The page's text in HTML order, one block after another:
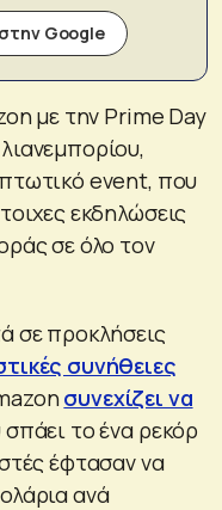
Google
με την Prime Day
event, που
εκδηλώσεις
σε όλο τον
σε προκλήσεις
συνήθειες
συνεχίζει να
το ένα ρεκόρ
έφτασαν να
ανά